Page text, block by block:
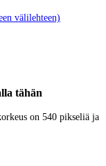
välilehteen)
tähän
on 540 pikseliä ja